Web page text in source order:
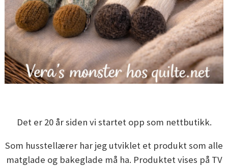
Det er 20 år siden vi startet opp som nettbutikk.
Som husstellærer har jeg utviklet et produkt som alle
matglade og bakeglade må ha. Produktet vises på TV